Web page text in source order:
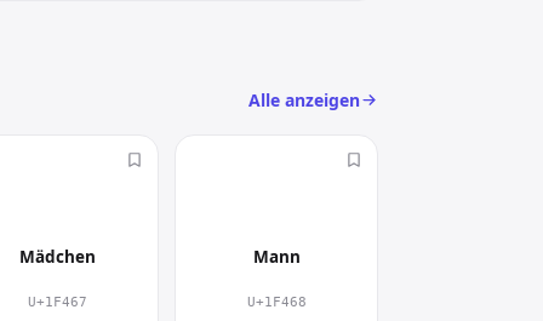
Alle anzeigen
Mädchen
U+1F467
Mann
U+1F468